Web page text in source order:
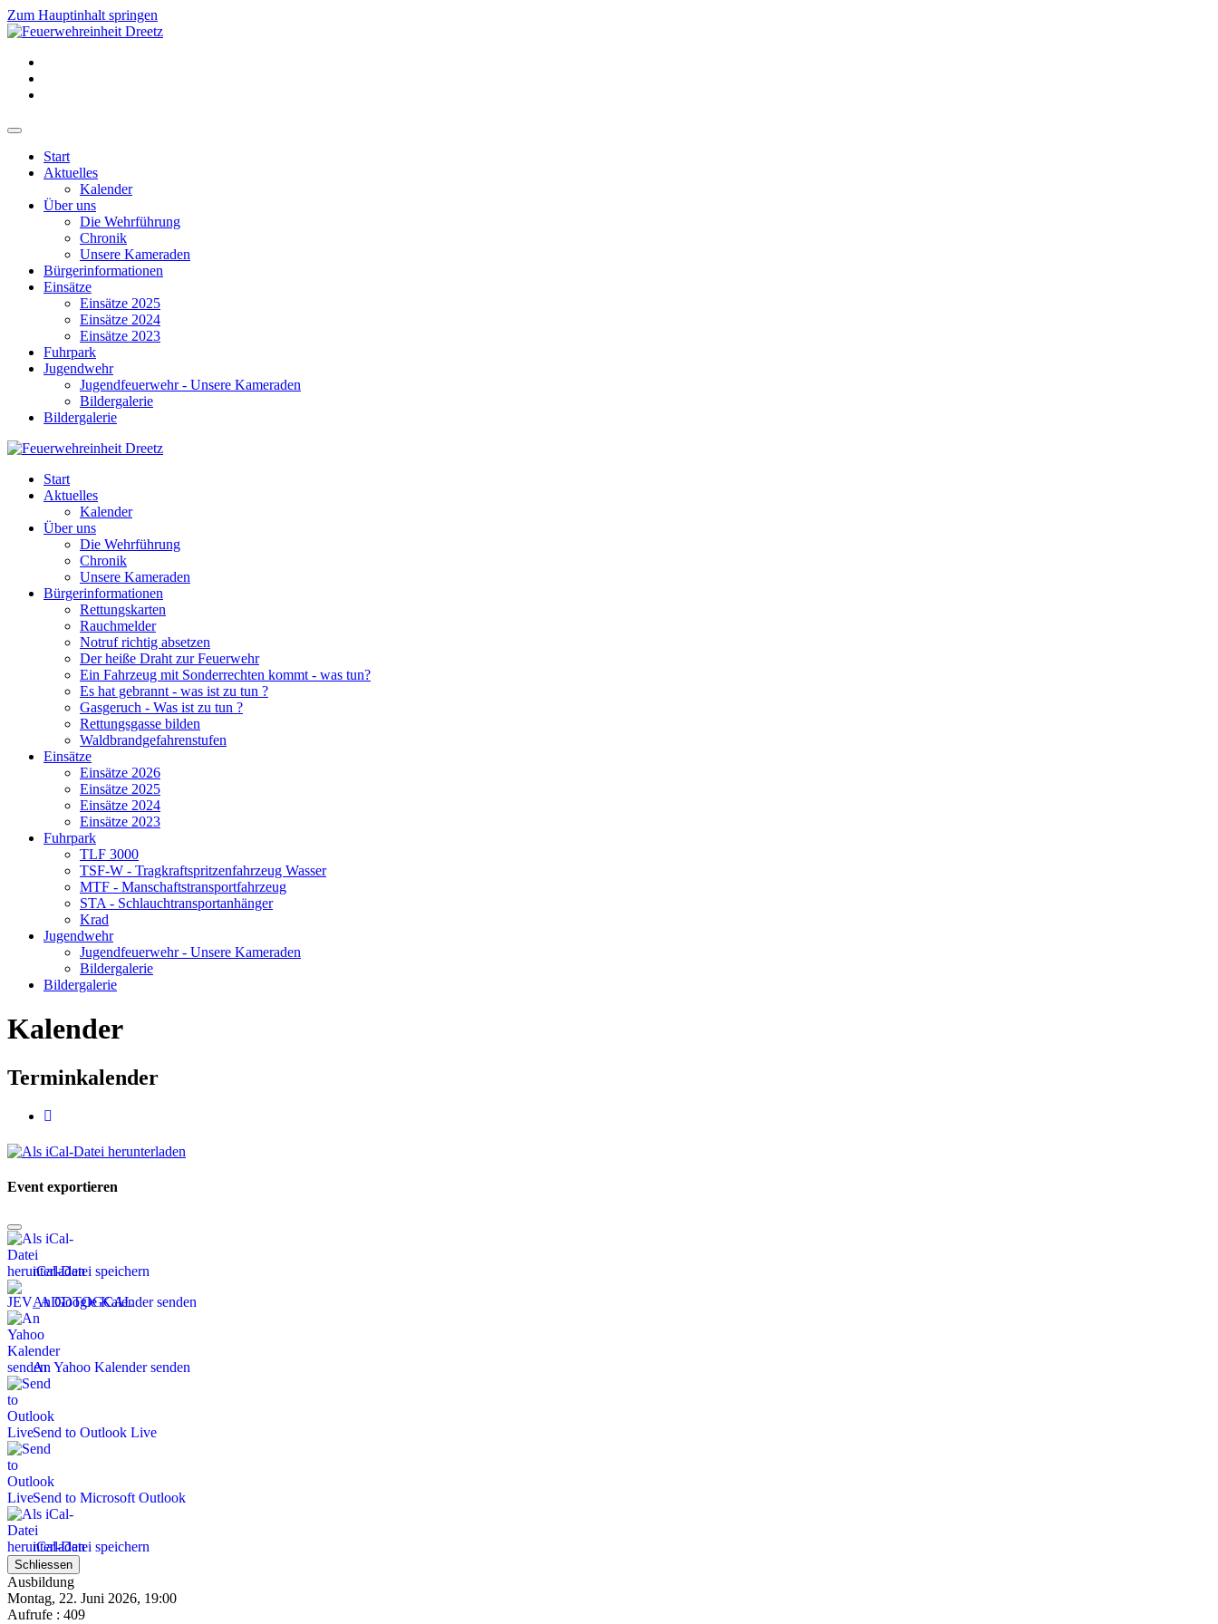
Zum Hauptinhalt springen
Start
Aktuelles
Kalender
Über uns
Die Wehrführung
Chronik
Unsere Kameraden
Bürgerinformationen
Einsätze
Einsätze 2025
Einsätze 2024
Einsätze 2023
Fuhrpark
Jugendwehr
Jugendfeuerwehr - Unsere Kameraden
Bildergalerie
Bildergalerie
Start
Aktuelles
Kalender
Über uns
Die Wehrführung
Chronik
Unsere Kameraden
Bürgerinformationen
Rettungskarten
Rauchmelder
Notruf richtig absetzen
Der heiße Draht zur Feuerwehr
Ein Fahrzeug mit Sonderrechten kommt - was tun?
Es hat gebrannt - was ist zu tun ?
Gasgeruch - Was ist zu tun ?
Rettungsgasse bilden
Waldbrandgefahrenstufen
Einsätze
Einsätze 2026
Einsätze 2025
Einsätze 2024
Einsätze 2023
Fuhrpark
TLF 3000
TSF-W - Tragkraftspritzenfahrzeug Wasser
MTF - Manschaftstransportfahrzeug
STA - Schlauchtransportanhänger
Krad
Jugendwehr
Jugendfeuerwehr - Unsere Kameraden
Bildergalerie
Bildergalerie
Kalender
Terminkalender
Event exportieren
iCal-Datei speichern
An Google Kalender senden
An Yahoo Kalender senden
Send to Outlook Live
Send to Microsoft Outlook
iCal-Datei speichern
Schliessen
Ausbildung
Montag, 22. Juni 2026, 19:00
Aufrufe : 409